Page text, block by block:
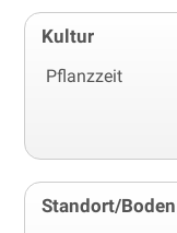
Kultur
Pflanzzeit
Standort/Boden